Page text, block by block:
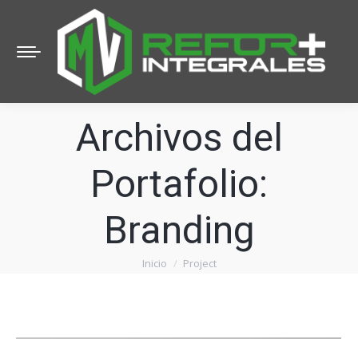
Archivos del
Portafolio:
Branding
Estás aquí:
Inicio Project